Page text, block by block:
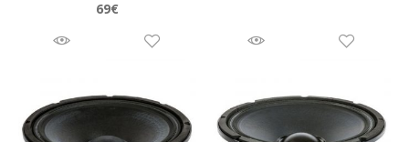
69€